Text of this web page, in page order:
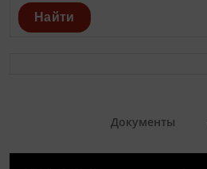
Найти
Документы